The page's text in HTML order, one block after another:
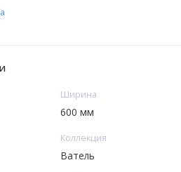
Ширина
600 мм
Коллекция
Ватель